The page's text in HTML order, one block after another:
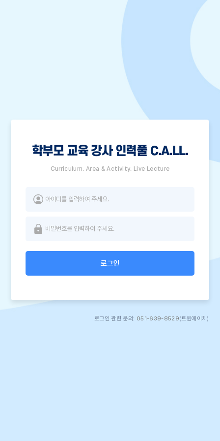
학부모 교육 강사 인력풀 C.A.LL.
Curriculum. Area & Activity. Live Lecture
로그인
로그인 관련 문의: 051-639-8529(트윈에이치)